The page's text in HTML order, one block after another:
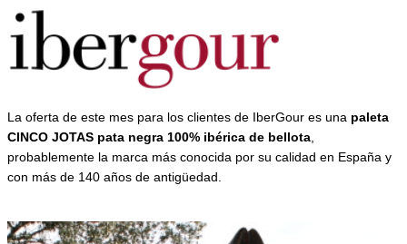
La oferta de este mes para los clientes de IberGour es una paleta
CINCO JOTAS pata negra 100% ibérica de bellota
probablemente la marca más conocida por su calidad en España y
con más de 140 años de antigüedad.